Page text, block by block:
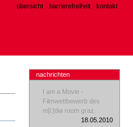
übersicht barrierefreiheit kontakt
nachrichten
I am a Movie -
Filmwettbewerb des
m[i:]dia room graz.
18.05.2010